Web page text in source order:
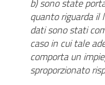
b) sono state
quanto riguarda il
dati sono stati
caso in cui tale
comporta un
sproporzionato